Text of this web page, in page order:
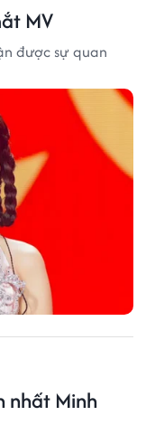
MV
được sự quan
nhất Minh